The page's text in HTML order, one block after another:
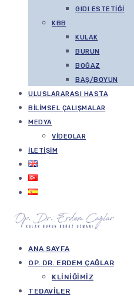
GIDI ESTETIĞI
KBB
KULAK
BURUN
BOĞAZ
BAŞ/BOYUN
ULUSLARARASI HASTA
BILIMSEL ÇALIŞMALAR
MEDYA
VIDEOLAR
İLETIŞIM
ANA SAYFA
OP. DR. ERDEM ÇAĞLAR
KLINIĞIMIZ
TEDAVILER